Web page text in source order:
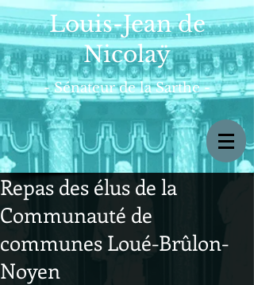
Louis-Jean de
Nicolaÿ
- Sénateur de la Sarthe -
Repas des élus de la
Communauté de
communes Loué-Brûlon-
Noyen